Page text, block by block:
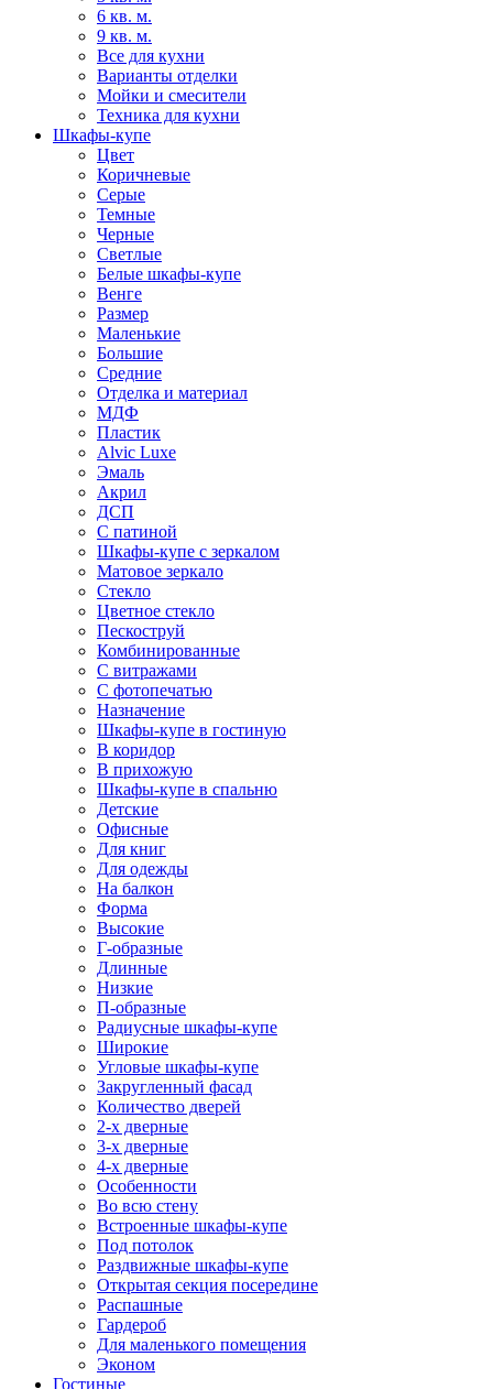
6 кв. м.
9 кв. м.
Все для кухни
Варианты отделки
Мойки и смесители
Техника для кухни
Шкафы-купе
Цвет
Коричневые
Серые
Темные
Черные
Светлые
Белые шкафы-купе
Венге
Размер
Маленькие
Большие
Средние
Отделка и материал
МДФ
Пластик
Alvic Luxe
Эмаль
Акрил
ДСП
С патиной
Шкафы-купе с зеркалом
Матовое зеркало
Стекло
Цветное стекло
Пескоструй
Комбинированные
С витражами
С фотопечатью
Назначение
Шкафы-купе в гостиную
В коридор
В прихожую
Шкафы-купе в спальню
Детские
Офисные
Для книг
Для одежды
На балкон
Форма
Высокие
Г-образные
Длинные
Низкие
П-образные
Радиусные шкафы-купе
Широкие
Угловые шкафы-купе
Закругленный фасад
Количество дверей
2-х дверные
3-х дверные
4-х дверные
Особенности
Во всю стену
Встроенные шкафы-купе
Под потолок
Раздвижные шкафы-купе
Открытая секция посередине
Распашные
Гардероб
Для маленького помещения
Эконом
Гостиные